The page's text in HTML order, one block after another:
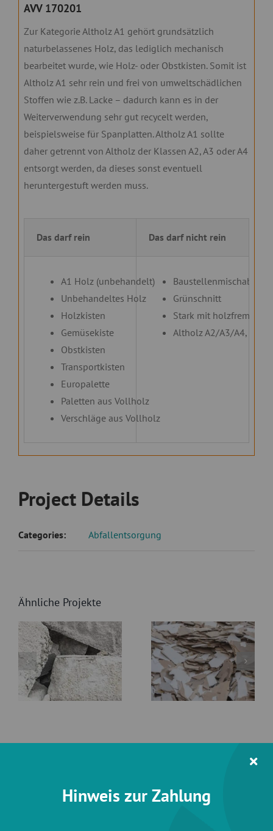
AVV 170201
Zur Kategorie Altholz A1 gehört grundsätzlich
naturbelassenes Holz, das lediglich mechanisch
bearbeitet wurde, wie Holz- oder Obstkisten. Somit ist
Altholz A1 sehr rein und frei von umweltschädlichen
Stoffen wie z.B. Lacke – dadurch kann es in der
Weiterverwendung sehr gut recycelt werden,
beispielsweise für Spanplatten. Altholz A1 sollte
daher getrennt von Altholz der Klassen A2, A3 oder A4
entsorgt werden, da dieses sonst eventuell
heruntergestuft werden muss.
Das darf rein Das darf nicht rein
A1 Holz (unbehandelt)
Unbehandeltes Holz
Holzkisten
Gemüsekiste
Obstkisten
Transportkisten
Europalette
Paletten aus Vollholz
Verschläge aus Vollholz
Baustellenmischabfälle
Grünschnitt
Stark mit holzfremden
Altholz A2/A3/A4, da
Project Details
Categories: Abfallentsorgung
Ähnliche Projekte
Gipssteine
(Monofraktion)
Hinweis zur Zahlung